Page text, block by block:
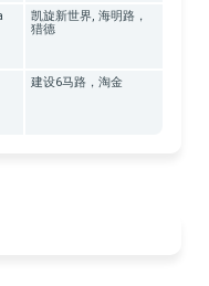
凯旋新世界, 海明路，
猎德
建设6马路，淘金